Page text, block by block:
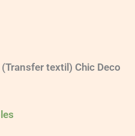
textil) Chic Deco